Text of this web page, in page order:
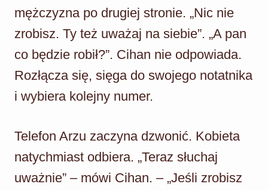
mężczyzna po drugiej stronie. „Nic nie
zrobisz. Ty też uważaj na siebie”. „A pan
co będzie robił?”. Cihan nie odpowiada.
Rozłącza się, sięga do swojego notatnika
i wybiera kolejny numer.
Telefon Arzu zaczyna dzwonić. Kobieta
natychmiast odbiera. „Teraz słuchaj
uważnie” – mówi Cihan. – „Jeśli zrobisz